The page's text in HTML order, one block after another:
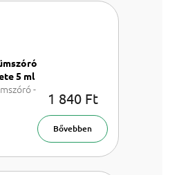
5 ml
-
1 840 Ft
Bővebben